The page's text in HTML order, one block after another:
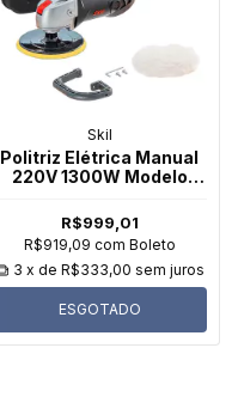
Skil
Politriz Elétrica Manual
220V 1300W Modelo
R$999,01
R$919,09 com Boleto
3 x deR$333,00 sem juros
ESGOTADO